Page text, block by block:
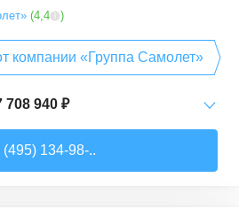
(4,4 )
компании «Группа Самолет»
708 940 ₽
(495) 134-98-..